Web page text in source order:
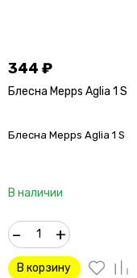
344 ₽
Блесна Mepps Aglia 1 S
Блесна Mepps Aglia 1 S
В наличии
– +
В корзину